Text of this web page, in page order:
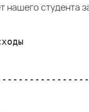
нашего студента
|